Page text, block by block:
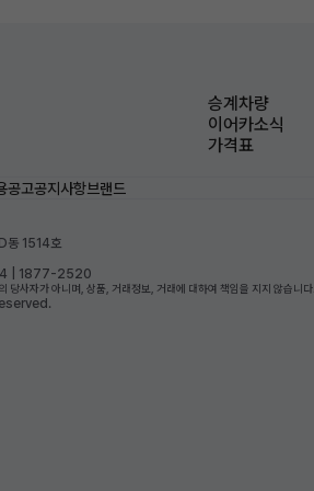
승계차량
이어카소식
가격표
공고공지사항브랜드
동 1514호
| 1877-2520
당사자가 아니며, 상품, 거래정보, 거래에 대하여 책임을 지지 않습니다.